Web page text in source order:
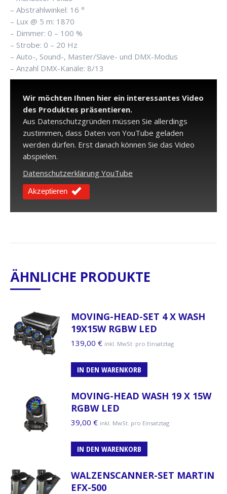
– Abstrahlwinkel: 16 °
– Lux @ 5 m: 1870
– Dimmer: 0 – 100 %
– Strobe: 0 – 20 Hz
– Auto-, Sound-, Master/Slave- und DMX-Modus
– Anzahl DMX-Kanäle: 8/13
Wir möchten Ihnen hier ein interessantes Video
des Produktes präsentieren.
Aus Datenschutzgründen müssen Sie allerdings
zustimmen, dass Daten von YouTube geladen
werden dürfen. Erst danach können Sie das Video
abspielen.
Datenschutzerklärung YouTube
Akzeptieren
ÄHNLICHE PRODUKTE
MOVING-HEAD-SET 4 X WASH
19X15W RGBW LED
139,00 € inkl. MwSt. pro Einsatztag
IN DEN WARENKORB
MOVING-HEAD WASH 19 X 15W
RGBW LED
39,00 € inkl. MwSt. pro Einsatztag
IN DEN WARENKORB
WALZENSCANNER-SET MARTIN
EFX-500